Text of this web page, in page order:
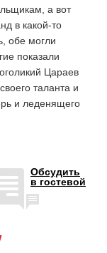
а вот
в какой-то
обе могли
показали
Цараев
таланта и
и леденящего
Обсудить
в гостевой